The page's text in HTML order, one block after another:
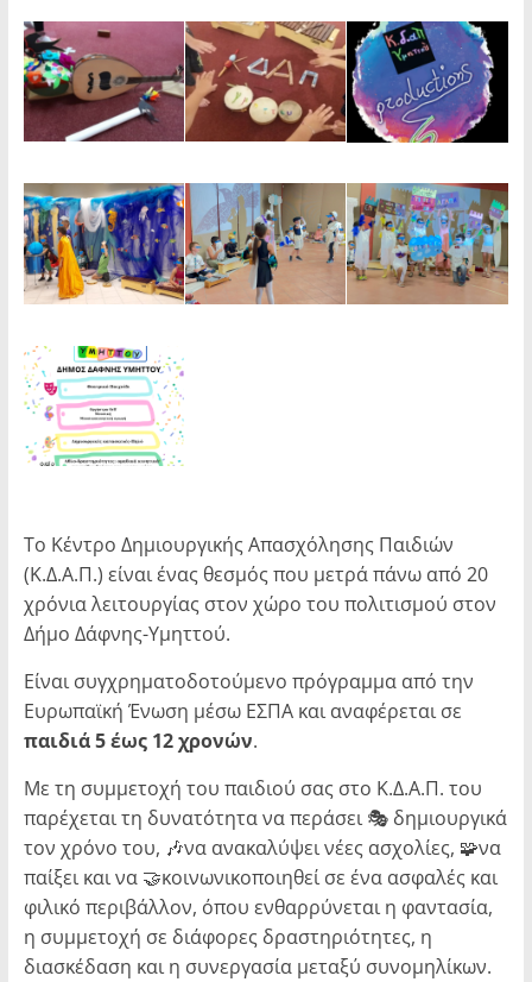
Το Κέντρο Δημιουργικής Απασχόλησης Παιδιών
(Κ.Δ.Α.Π.) είναι ένας θεσμός που μετρά πάνω από 20
χρόνια λειτουργίας στον χώρο του πολιτισμού στον
Δήμο Δάφνης-Υμηττού.
Είναι συγχρηματοδοτούμενο πρόγραμμα από την
Ευρωπαϊκή Ένωση μέσω ΕΣΠΑ και αναφέρεται σε
παιδιά 5 έως 12 χρονών.
Με τη συμμετοχή του παιδιού σας στο Κ.Δ.Α.Π. του
παρέχεται τη δυνατότητα να περάσει 🎭 δημιουργικά
τον χρόνο του, 🎶να ανακαλύψει νέες ασχολίες, 🧩να
παίξει και να 🤝κοινωνικοποιηθεί σε ένα ασφαλές και
φιλικό περιβάλλον, όπου ενθαρρύνεται η φαντασία,
η συμμετοχή σε διάφορες δραστηριότητες, η
διασκέδαση και η συνεργασία μεταξύ συνομηλίκων.